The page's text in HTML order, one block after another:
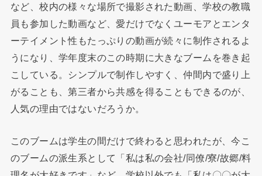
など、校内の様々な場所で撮影された動画、学校の教職
員も参加した動画など、愛だけでなくユーモアとエンタ
ーテイメント性もたっぷりの動画が続々に制作されるよ
うになり、学年度末のこの時期に大きなブームを巻き起
こしている。シンプルで制作しやすく、仲間内で盛り上
がることも、第三者から共感を得ることもできるのが、
人気の理由ではないだろうか。
このブームは学生の間だけで終わると思われたが、今こ
のブームの派生系として「私は私の会社/同僚/寮/故郷/料